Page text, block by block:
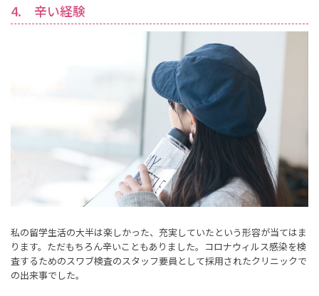
4. 辛い経験
私の留学生活の大半は楽しかった、充実していたという形容が当てはま
ります。ただもちろん辛いこともありました。コロナウィルス感染を検
査するためのスワブ検査のスタッフ要員として採用されたクリニックで
の出来事でした。